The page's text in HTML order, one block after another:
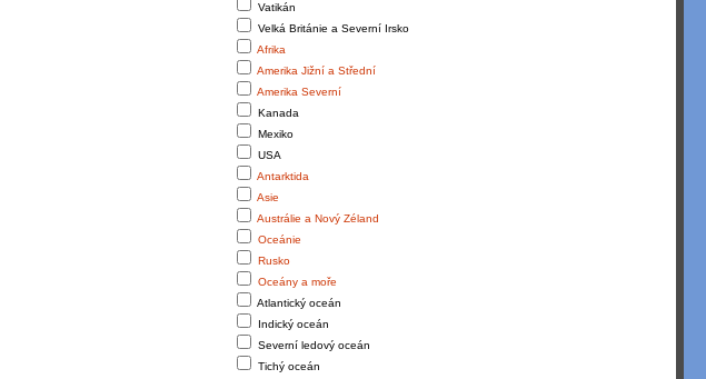
Vatikán
Velká Británie a Severní Irsko
Afrika
Amerika Jižní a Střední
Amerika Severní
Kanada
Mexiko
USA
Antarktida
Asie
Austrálie a Nový Zéland
Oceánie
Rusko
Oceány a moře
Atlantický oceán
Indický oceán
Severní ledový oceán
Tichý oceán